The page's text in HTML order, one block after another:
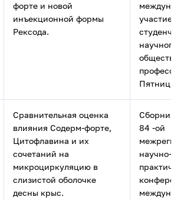
форте и новой
инъекционной формы
Рексода.
Сравнительная оценка
влияния Содерм-форте,
Цитофлавина и их
сочетаний на
микроциркуляцию в
слизистой оболочке
десны крыс.
84 -ой
научно-